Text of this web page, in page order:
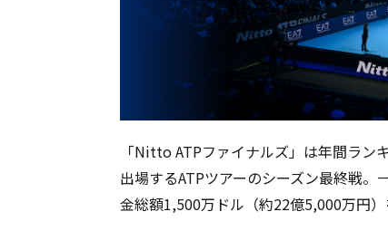
「Nitto ATPファイナルズ」は年間ラ
出場するATPツアーのシーズン最終戦
金総額1,500万ドル（約22億5,000万円）